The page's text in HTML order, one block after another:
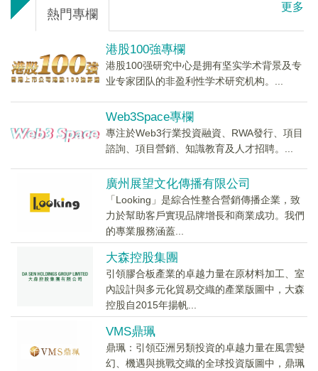
更多
熱門專欄
港股100強專欄
港股100强研究中心是拥有坚实学术背景及专
业专家团队的非盈利性学术研究机构。...
Web3Space專欄
專注於Web3行業投資融資、RWA發行、項目
諮詢、項目營銷、知識教育及人才招聘。...
廣州展望文化傳播有限公司
「Looking」是綜合性整合營銷傳播企業，致
力於幫助客戶實現品牌增長和商業成功。我們
的專業服務涵蓋...
大森控股集團
引領膠合板產業的卓越力量在原材料加工、室
內設計與多元化貿易交織的產業版圖中，大森
控股自2015年揚帆...
VMS鼎珮
鼎珮：引領亞洲另類投資的卓越力量在風雲變
幻、機遇與挑戰交織的全球投資版圖中，鼎珮